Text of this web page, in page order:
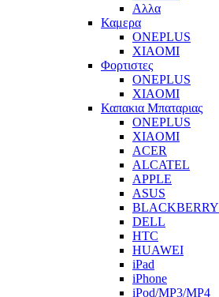
Αλλα
Καμερα
ONEPLUS
XIAOMI
Φορτιστες
ONEPLUS
XIAOMI
Καπακια Μπαταριας
ONEPLUS
XIAOMI
ACER
ALCATEL
APPLE
ASUS
BLACKBERRY
DELL
HTC
HUAWEI
iPad
iPhone
iPod/MP3/MP4